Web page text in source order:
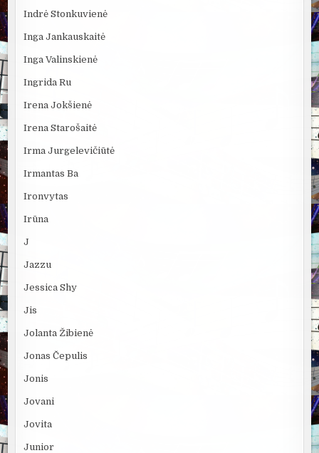
Indrė Stonkuvienė
Inga Jankauskaitė
Inga Valinskienė
Ingrida Ru
Irena Jokšienė
Irena Starošaitė
Irma Jurgelevičiūtė
Irmantas Ba
Ironvytas
Irūna
J
Jazzu
Jessica Shy
Jis
Jolanta Žibienė
Jonas Čepulis
Jonis
Jovani
Jovita
Junior